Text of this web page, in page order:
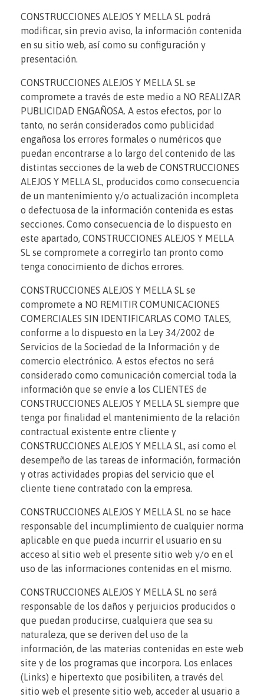
CONSTRUCCIONES ALEJOS Y MELLA SL podrá
modificar, sin previo aviso, la información contenida
en su sitio web, así como su configuración y
presentación.
CONSTRUCCIONES ALEJOS Y MELLA SL se
compromete a través de este medio a NO REALIZAR
PUBLICIDAD ENGAÑOSA. A estos efectos, por lo
tanto, no serán considerados como publicidad
engañosa los errores formales o numéricos que
puedan encontrarse a lo largo del contenido de las
distintas secciones de la web de CONSTRUCCIONES
ALEJOS Y MELLA SL, producidos como consecuencia
de un mantenimiento y/o actualización incompleta
o defectuosa de la información contenida es estas
secciones. Como consecuencia de lo dispuesto en
este apartado, CONSTRUCCIONES ALEJOS Y MELLA
SL se compromete a corregirlo tan pronto como
tenga conocimiento de dichos errores.
CONSTRUCCIONES ALEJOS Y MELLA SL se
compromete a NO REMITIR COMUNICACIONES
COMERCIALES SIN IDENTIFICARLAS COMO TALES,
conforme a lo dispuesto en la Ley 34/2002 de
Servicios de la Sociedad de la Información y de
comercio electrónico. A estos efectos no será
considerado como comunicación comercial toda la
información que se envíe a los CLIENTES de
CONSTRUCCIONES ALEJOS Y MELLA SL siempre que
tenga por finalidad el mantenimiento de la relación
contractual existente entre cliente y
CONSTRUCCIONES ALEJOS Y MELLA SL, así como el
desempeño de las tareas de información, formación
y otras actividades propias del servicio que el
cliente tiene contratado con la empresa.
CONSTRUCCIONES ALEJOS Y MELLA SL no se hace
responsable del incumplimiento de cualquier norma
aplicable en que pueda incurrir el usuario en su
acceso al sitio web el presente sitio web y/o en el
uso de las informaciones contenidas en el mismo.
CONSTRUCCIONES ALEJOS Y MELLA SL no será
responsable de los daños y perjuicios producidos o
que puedan producirse, cualquiera que sea su
naturaleza, que se deriven del uso de la
información, de las materias contenidas en este web
site y de los programas que incorpora. Los enlaces
(Links) e hipertexto que posibiliten, a través del
sitio web el presente sitio web, acceder al usuario a